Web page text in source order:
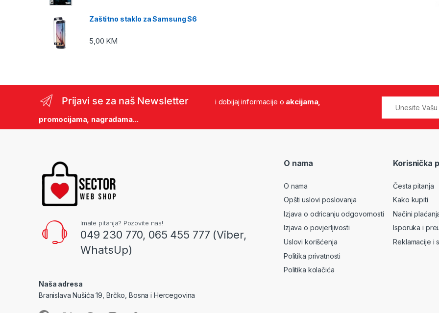
Zaštitno staklo za Samsung S6
5,00 KM
Prijavi se za naš Newsletter i dobijaj informacije o akcijama,
promocijama, nagradama...
Imate pitanja? Pozovite nas!
049 230 770, 065 455 777 (Viber,
WhatsUp)
Naša adresa
Branislava Nušića 19, Brčko, Bosna i Hercegovina
O nama
O nama
Opšti uslovi poslovanja
Izjava o odricanju odgovornosti
Izjava o povjerljivosti
Uslovi korišćenja
Politika privatnosti
Politika kolačića
Korisnička
Česta pitanja
Kako kupiti
Načini
Isporuka i
Reklamacije i